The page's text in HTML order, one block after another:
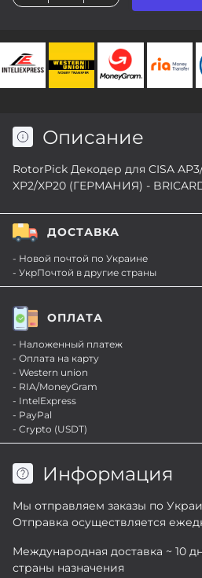
Описание
RotorPick Декодер для CISA
XP2/XP20 (ГЕРМАНИЯ) -
ДОСТАВКА
- Новой почтой по Украине
- УкрПочтой в другие страны
ОПЛАТА
- Наложенный платеж
- Оплата на карту
- Western union
- RIA/MoneyGram
- IntelExpress
- PayPal
- Crypto (USDT)
Информация
Мы отправляем заказы по
Отправка осуществляется
Международная доставка ~ 10
страны назначения